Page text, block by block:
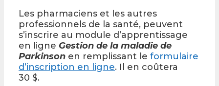
Les pharmaciens et les autres
professionnels de la santé, peuvent
s’inscrire au module d’apprentissage
en ligne Gestion de la maladie de
Parkinson en remplissant le formulaire
d’inscription en ligne. Il en coûtera
30 $.